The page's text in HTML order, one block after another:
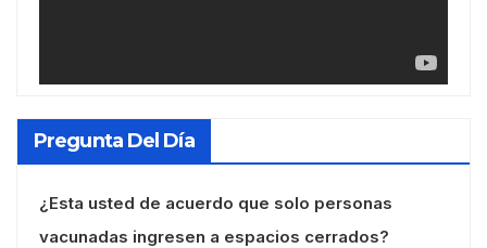
Pregunta Del Día
¿Esta usted de acuerdo que solo personas
vacunadas ingresen a espacios cerrados?